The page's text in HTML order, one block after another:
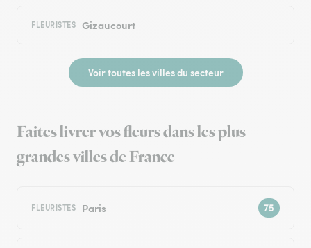
FLEURISTES Gizaucourt
Voir toutes les villes du secteur
Faites livrer vos fleurs dans les plus
grandes villes de France
FLEURISTES Paris